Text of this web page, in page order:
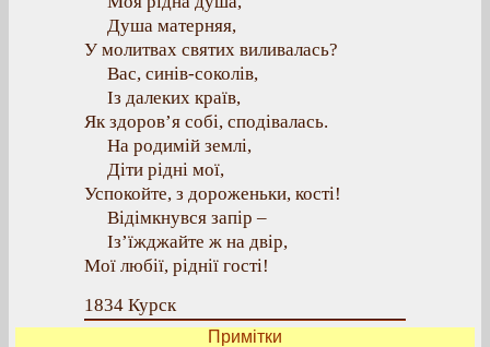
Душа матерняя,
У молитвах святих виливалась?
Вас, синів-соколів,
Із далеких країв,
Як здоров’я собі, сподівалась.
На родимій землі,
Діти рідні мої,
Успокойте, з дороженьки, кості!
Відімкнувся запір –
Із’їжджайте ж на двір,
Мої любії, ріднії гості!
1834 Курск
Примітки